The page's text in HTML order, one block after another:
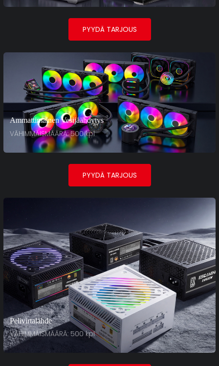
PYYDÄ TARJOUS
Ammattimainen Vesijäähdytys
VÄHIMMÄISMÄÄRÄ: 500 kpl
PYYDÄ TARJOUS
Pelivirtalähde
VÄHIMMÄISMÄÄRÄ: 500 kpl